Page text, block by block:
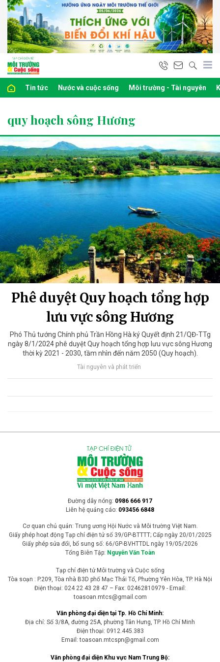
Tin tức Nước và cuộc sống Môi trường - Tài nguyên
quy hoạch sông Hương
Phê duyệt Quy hoạch tổng hợp
lưu vực sông Hương
Phó Thủ tướng Chính phủ Trần Hồng Hà ký Quyết định 21/QĐ-TTg
ngày 8/1/2024 phê duyệt Quy hoạch tổng hợp lưu vực sông Hương
thời kỳ 2021 - 2030, tầm nhìn đến năm 2050 (Quy hoạch).
Tài nguyên và phát triển
Đường dây nóng: 0986 666 917
Liên hệ quảng cáo: 093456 6848
Cơ quan chủ quản: Trung ương Hội Nước và Môi trường Việt Nam.
Giấy phép hoạt động Tạp chí điện tử số 39/GP-BTTTT; Cấp ngày 20/01/2025
Giấy phép sửa đổi, bổ sung số: 66/GP-BVHTTDL ngày 19/05/2026
Tổng Biên Tập: Nguyễn Văn Toàn
Tạp chí điện tử Môi trường và Cuộc sống
Tòa soạn : P.209, Tòa nhà B3D phố Mạc Thái Tổ, Phường Yên Hòa, TP. Hà Nội
Điện thoại: 024 22 43 28 47 – Fax: 02462810979 - Email:
toasoan.mtcs@gmail.com
Văn phòng đại diện tại Tp. Hồ Chí Minh:
Địa chỉ: Số 3/8A, đường 25A, phường Tân Hưng, TP. Hồ Chí Minh
Điện thoại: 0912.445.383
Email: toasoan.mtcspn@gmail.com
Văn phòng đại diện Khu vực Nam Trung Bộ: